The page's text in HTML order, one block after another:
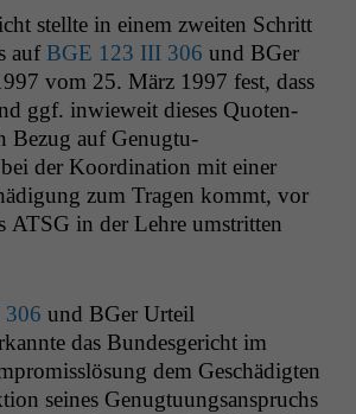
stellte in einem zweit­en Schritt
auf BGE 123 III 306 und BGer
vom 25. März 1997 fest, dass
ggf. inwieweit dieses Quoten­
Bezug auf Genug­tu­
der Koor­di­na­tion mit ein­er
zum Tra­gen kommt, vor
ATSG in der Lehre umstrit­ten
306 und BGer Urteil
das Bun­des­gericht im
dem Geschädigten
seines Genug­tu­ungsanspruchs